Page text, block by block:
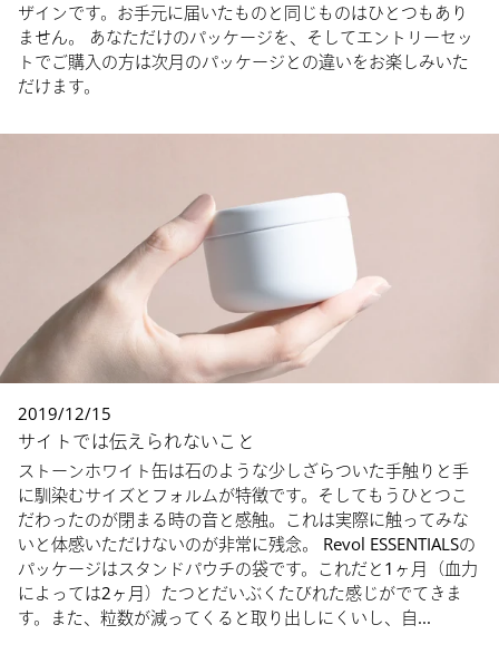
ザインです。お手元に届いたものと同じものはひとつもあり
ません。 あなただけのパッケージを、そしてエントリーセッ
トでご購入の方は次月のパッケージとの違いをお楽しみいた
だけます。
2019/12/15
サイトでは伝えられないこと
ストーンホワイト缶は石のような少しざらついた手触りと手
に馴染むサイズとフォルムが特徴です。そしてもうひとつこ
だわったのが閉まる時の音と感触。これは実際に触ってみな
いと体感いただけないのが非常に残念。 Revol ESSENTIALSの
パッケージはスタンドパウチの袋です。これだと1ヶ月（血力
によっては2ヶ月）たつとだいぶくたびれた感じがでてきま
す。また、粒数が減ってくると取り出しにくいし、自...